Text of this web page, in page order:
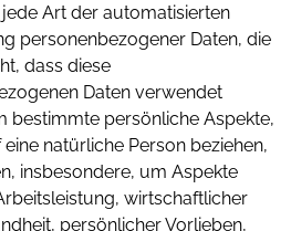
Art der automatisierten
personenbezogener Daten, die
dass diese
Daten verwendet
bestimmte persönliche Aspekte,
natürliche Person beziehen,
insbesondere, um Aspekte
wirtschaftlicher
persönlicher Vorlieben,